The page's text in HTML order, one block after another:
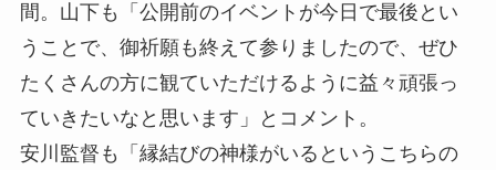
間。山下も「公開前のイベントが今日で最後とい
うことで、御祈願も終えて参りましたので、ぜひ
たくさんの方に観ていただけるように益々頑張っ
ていきたいなと思います」とコメント。
安川監督も「縁結びの神様がいるというこちらの